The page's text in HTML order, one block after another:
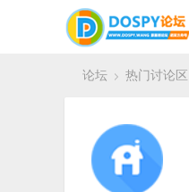
论坛 热门讨论区